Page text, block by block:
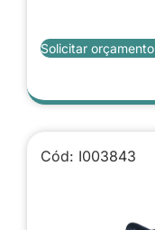
Solicitar orçamento
Cód: I003843